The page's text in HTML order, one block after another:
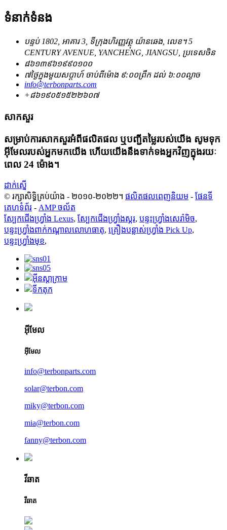
ទំនាក់ទំនង
បន្ទប់ 1802, អាគារ 3, ទីក្រុងហិរញ្ញវត្ថុ យ៉ានឆេង, លេខ។ 5
CENTURY AVENUE, YANCHENG, JIANGSU, ប្រទេសចិន
៨៦១៣៩៦១៩៩០១០០
៧ថ្ងៃក្នុងមួយសប្តាហ៍ ចាប់ពីម៉ោង ៩:០០ព្រឹក ដល់ ៦:០០ល្ងាច
info@terbonparts.com
+៨៦១៩០៥១៥២២៦០៧
សាកសួរ
សម្រាប់ការសាកសួរអំពីផលិតផល ឬបញ្ជីតម្លៃរបស់យើង សូមទុក
អ៊ីមែលរបស់អ្នកមកយើង ហើយយើងនឹងទាក់ទងអ្នកវិញក្នុងរយៈ
ពេល 24 ម៉ោង។
ដាក់ស្នើ
© រក្សាសិទ្ធិគ្រប់យ៉ាង - ២០១០-២០២២។ ផលិតផលពេញនិយម - ផែនទី
គេហទំព័រ - AMP ចល័ត
ស្បែកជើងហ្វ្រាំង Lexus, ស្បែកជើងហ្វ្រាំងស្គរ, បន្ទះហ្វ្រាំងសេរ៉ាមិច,
បន្ទះហ្វ្រាំងពាក់កណ្តាលលោហធាតុ, គ្រឿងបន្លាស់ហ្វ្រាំង Pick Up,
បន្ទះហ្វ្រាំងមុខ,
អ៊ីមែល
អ៊ីមែល
info@terbonparts.com
solar@terbon.com
miky@terbon.com
mia@terbon.com
fanny@terbon.com
វីឆាត
វីឆាត